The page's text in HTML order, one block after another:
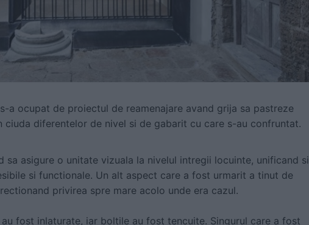
a ocupat de proiectul de reamenajare avand grija sa pastreze
diferentelor de nivel si de gabarit cu care s-au confruntat.
sa asigure o unitate vizuala la nivelul intregii locuinte, unificand si
si functionale. Un alt aspect care a fost urmarit a tinut de
privirea spre mare acolo unde era cazul.
fost inlaturate, iar boltile au fost tencuite. Singurul care a fost